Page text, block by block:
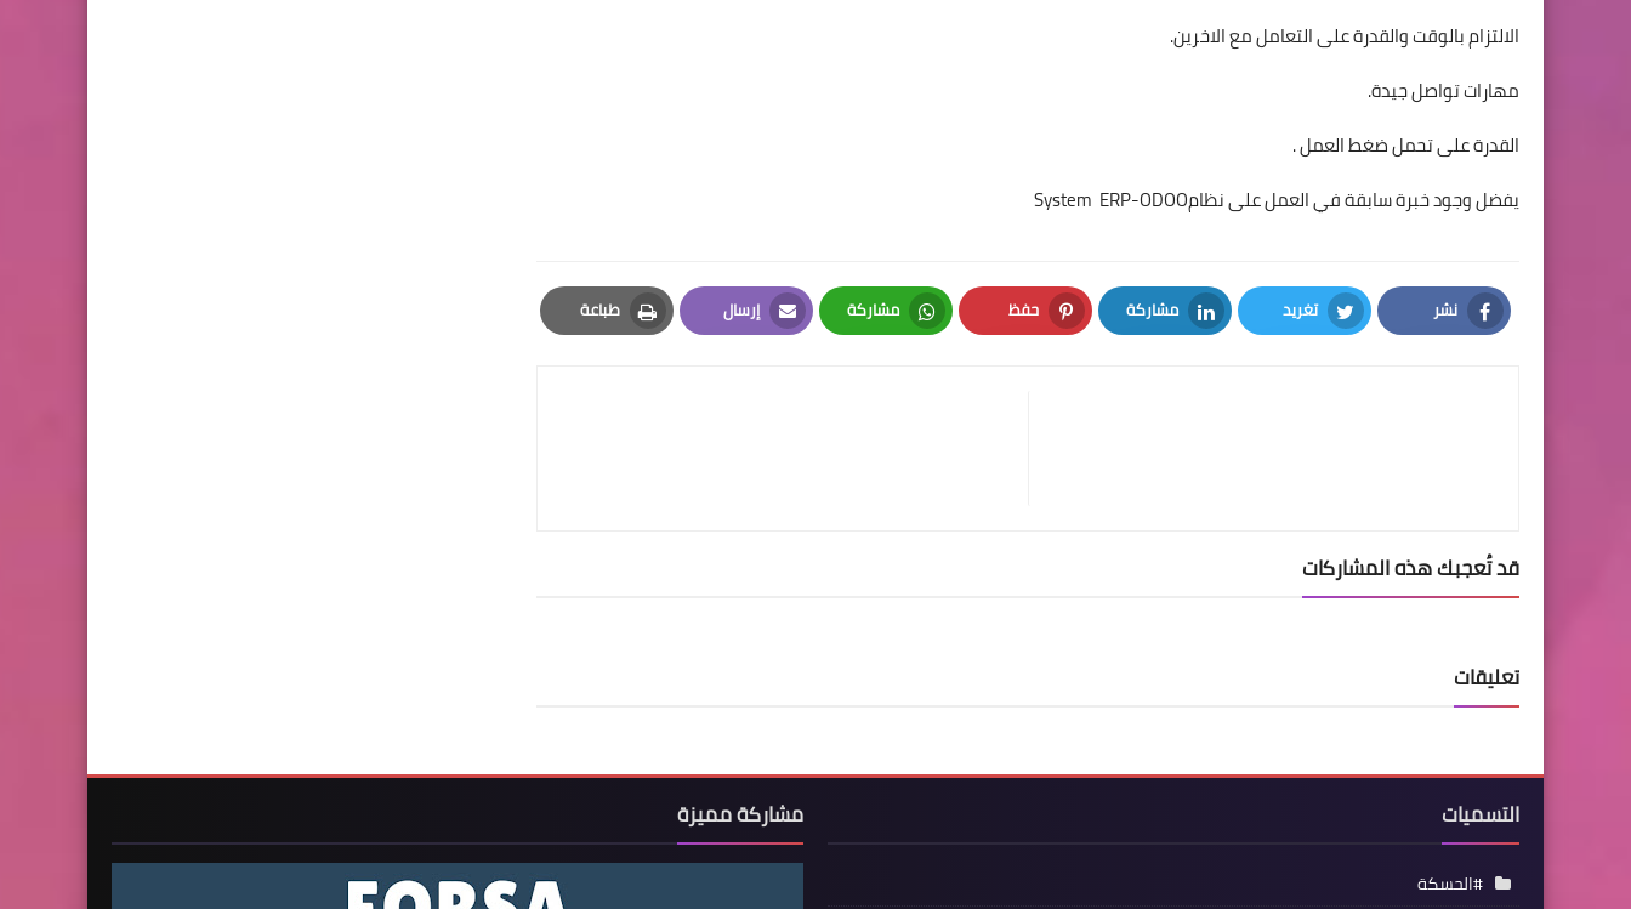
الالتزام بالوقت والقدرة على التعامل مع الاخرين.
مهارات تواصل جيدة.
القدرة على تحمل ضغط العمل .
يفضل وجود خبرة سابقة في العمل على نظامSystem ERP-ODOO
نشر
Facebook
تغريد
Twitter
مشاركة
LinkedIn
حفظ
Pinterest
مشاركة
Whatsapp
إرسال
Email
طباعة
Print
قد تُعجبك هذه المشاركات
تعليقات
التسميات
#الحسكة
مشاركة مميزة